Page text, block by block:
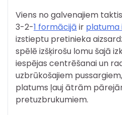
Viens no galvenajiem
3-2-1 formācijā ir platuma
izstieptu pretinieka
spēlē izšķirošu lomu šajā
iespējas centrēšanai un
uzbrūkošajiem
platums ļauj ātrām
pretuzbrukumiem.